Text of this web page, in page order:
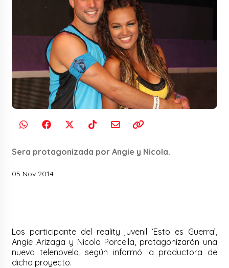
Sera protagonizada por Angie y Nicola.
05 Nov 2014
Los participante del reality juvenil ‘Esto es Guerra’,
Angie Arizaga y Nicola Porcella, protagonizarán una
nueva telenovela, según informó la productora de
dicho proyecto.